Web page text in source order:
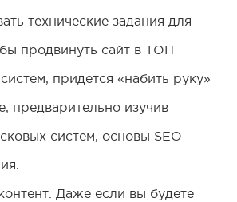
технические задания для
продвинуть сайт в ТОП
придется «набить руку»
предварительно изучив
систем, основы SEO-
Даже если вы будете